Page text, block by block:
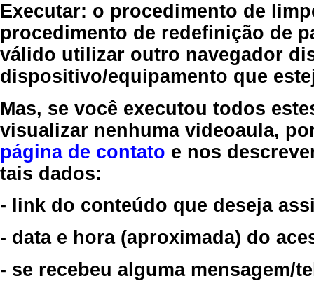
Executar: o procedimento de
procedimento de redefinição de
válido utilizar outro navegador
dispositivo/equipamento que
Mas, se você executou todos
visualizar nenhuma videoaula,
página de contato e nos
tais dados:
- link do conteúdo que deseja
- data e hora (aproximada) do
- se recebeu alguma mensagem/